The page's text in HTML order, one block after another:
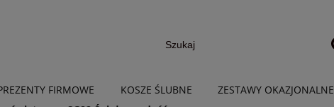
FIRMOWE KOSZE ŚLUBNE ZESTAWY OKAZJONALNE